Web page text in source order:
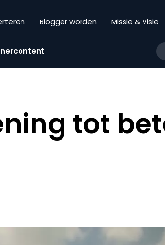
Blogger worden Missie & Visie
tot